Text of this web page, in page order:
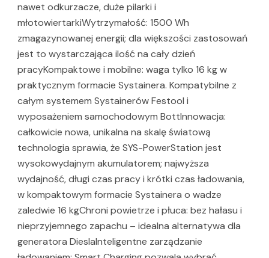
nawet odkurzacze, duże pilarki i
młotowiertarkiWytrzymałość: 1500 Wh
zmagazynowanej energii; dla większości zastosowań
jest to wystarczająca ilość na cały dzień
pracyKompaktowe i mobilne: waga tylko 16 kg w
praktycznym formacie Systainera. Kompatybilne z
całym systemem Systainerów Festool i
wyposażeniem samochodowym BottInnowacja:
całkowicie nowa, unikalna na skalę światową
technologia sprawia, że SYS-PowerStation jest
wysokowydajnym akumulatorem; najwyższa
wydajność, długi czas pracy i krótki czas ładowania,
w kompaktowym formacie Systainera o wadze
zaledwie 16 kgChroni powietrze i płuca: bez hałasu i
nieprzyjemnego zapachu – idealna alternatywa dla
generatora DieslaInteligentne zarządzanie